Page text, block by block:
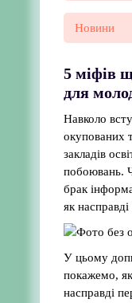
Новини
5 міфів
для
Навколо
окупованих
закладів
побоювань.
брак
як
У цьому
покажемо,
насправді